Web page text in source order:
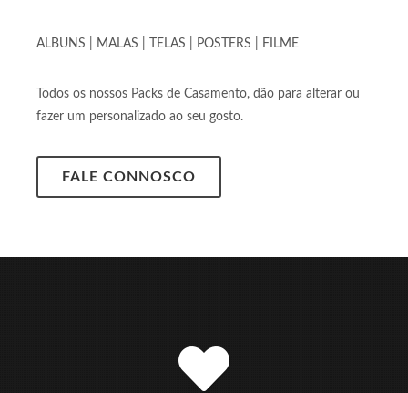
ALBUNS | MALAS | TELAS | POSTERS | FILME
Todos os nossos Packs de Casamento, dão para alterar ou
fazer um personalizado ao seu gosto.
FALE CONNOSCO